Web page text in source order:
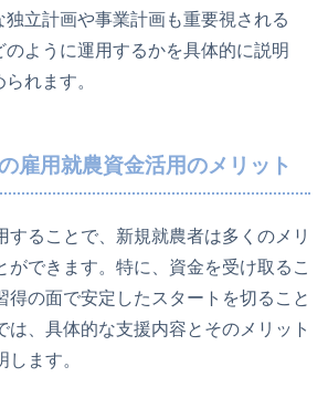
独立計画や事業計画も重要視される
のように運用するかを具体的に説明
れます。
雇用就農資金活用のメリット
することで、新規就農者は多くのメリ
ができます。特に、資金を受け取るこ
得の面で安定したスタートを切ること
は、具体的な支援内容とそのメリット
ます。